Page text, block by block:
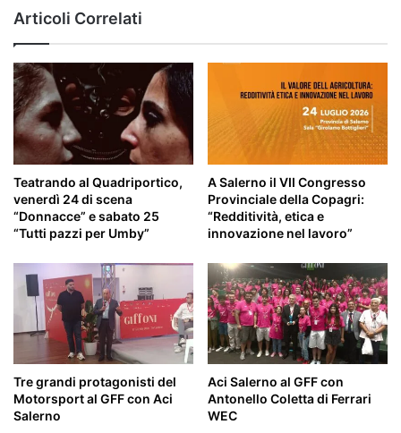
Articoli Correlati
Teatrando al Quadriportico,
venerdì 24 di scena
“Donnacce” e sabato 25
“Tutti pazzi per Umby”
A Salerno il VII Congresso
Provinciale della Copagri:
“Redditività, etica e
innovazione nel lavoro”
Tre grandi protagonisti del
Motorsport al GFF con Aci
Salerno
Aci Salerno al GFF con
Antonello Coletta di Ferrari
WEC